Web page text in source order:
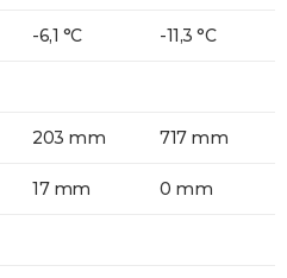
-6,1 °C -11,3 °C
203 mm 717 mm
17 mm 0 mm